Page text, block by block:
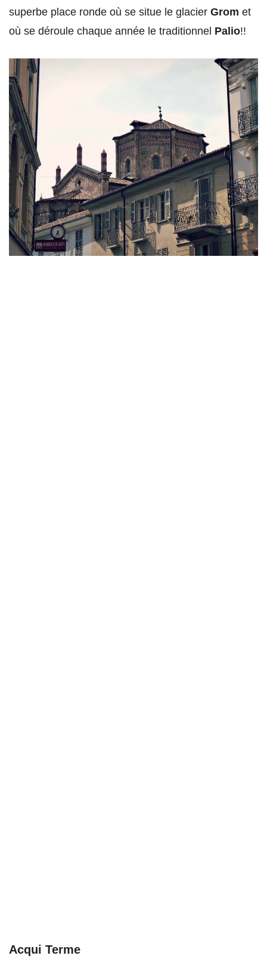
superbe place ronde où se situe le glacier Grom et
où se déroule chaque année le traditionnel Palio!!
Acqui Terme